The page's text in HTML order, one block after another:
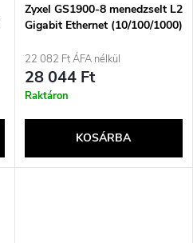
Zyxel GS1900-8 menedzselt L2
Gigabit Ethernet (10/100/1000)
22 082 Ft ÁFA nélkül
28 044 Ft
Raktáron
KOSÁRBA